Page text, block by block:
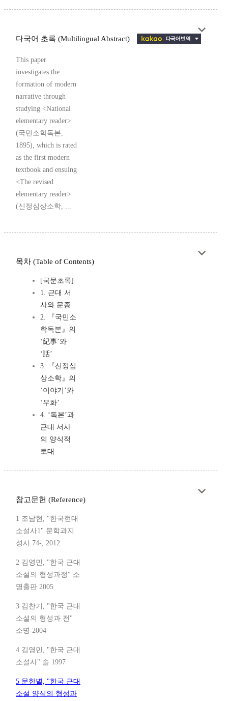
다국어 초록 (Multilingual Abstract)
This paper
investigates the
formation of modern
narrative through
studying <National
elementary reader>
(국민소학독본,
1895), which is rated
as the first modern
textbook and ensuing
<The revised
elementary reader>
(신정심상소학, ...
목차 (Table of Contents)
[국문초록]
1. 근대 서
사와 문종
2. 『국민소
학독본』의
‘紀事’와
‘話’
3. 『신정심
상소학』의
‘이야기’와
‘우화’
4. ‘독본’과
근대 서사
의 양식적
토대
참고문헌 (Reference)
1 조남현, "한국현대
소설사1" 문학과지
성사 74-, 2012
2 김영민, "한국 근대
소설의 형성과정" 소
명출판 2005
3 김찬기, "한국 근대
소설의 형성과 전"
소명 2004
4 김영민, "한국 근대
소설사" 솔 1997
5 문한별, "한국 근대
소설 양식의 형성과